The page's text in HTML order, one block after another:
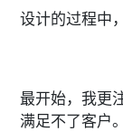
设计的过程中
最开始，我更
满足不了客户